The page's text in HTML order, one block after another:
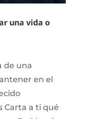
una vida o
de una
en el
Carta a ti qué